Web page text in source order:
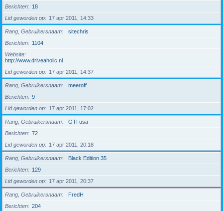
Berichten
18
Lid geworden op
17 apr 2011, 14:33
Rang, Gebruikersnaam
sitechris
Berichten
1104
Website
http://www.driveaholic.nl
Lid geworden op
17 apr 2011, 14:37
Rang, Gebruikersnaam
meeroff
Berichten
9
Lid geworden op
17 apr 2011, 17:02
Rang, Gebruikersnaam
GTI usa
Berichten
72
Lid geworden op
17 apr 2011, 20:18
Rang, Gebruikersnaam
Black Edition 35
Berichten
129
Lid geworden op
17 apr 2011, 20:37
Rang, Gebruikersnaam
FredH
Berichten
204